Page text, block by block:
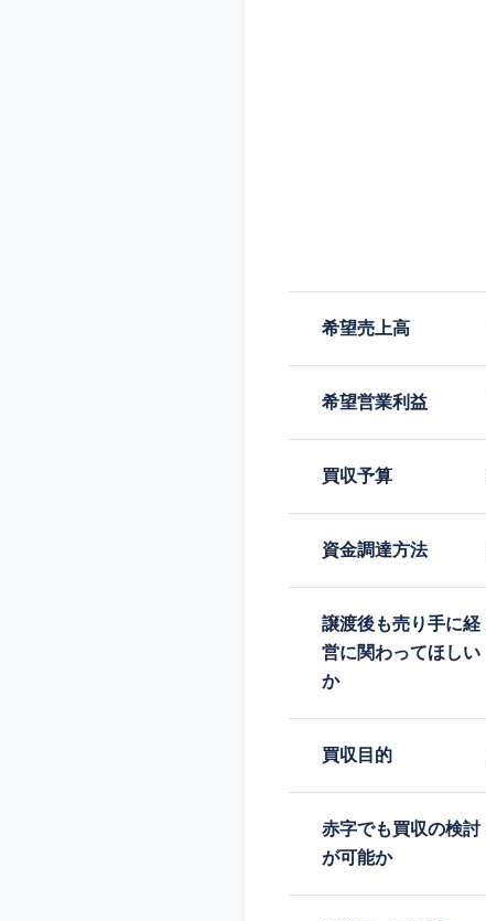
希望売上高
希望営業利益
買収予算
資金調達方法
譲渡後も売り手に経
営に関わってほしい
か
買収目的
赤字でも買収の検討
が可能か